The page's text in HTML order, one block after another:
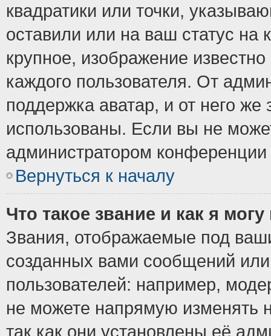
квадратики или точки,
оставили или на ваш статус
крупное, изображение
каждого пользователя. От
поддержка аватар, и от него же
использованы. Если вы не
администратором
Вернуться к началу
Что такое звание и как я
Звания, отображаемые под
созданных вами сообщений
пользователей: например,
не можете напрямую изменять
так как они установлены её